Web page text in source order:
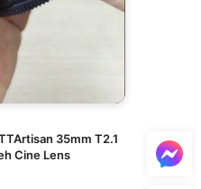
35mm T2.1
Cine Lens